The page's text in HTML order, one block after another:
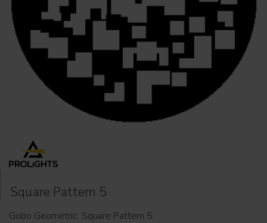
Square Pattern 5
Gobo Geometric, Square Pattern 5